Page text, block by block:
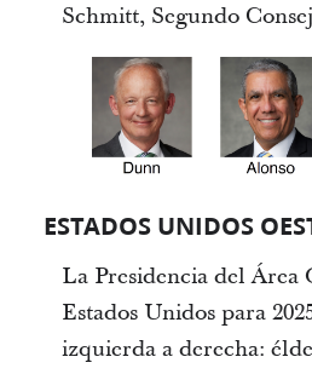
Schmitt, Segundo
ESTADOS UNIDOS
La Presidencia del Área
Estados Unidos para
izquierda a derecha: